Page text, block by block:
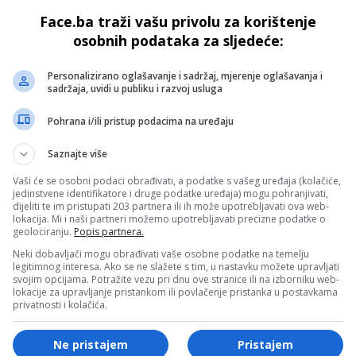
brend suočio s naglim padom prodaje.
je svoju strategiju preokreta u oktobru nakon što
pompe kojem su se rukovoditelji nadali, dok je
Adidasa, Ona i Hoke.
iskustva s akvizicijama i preuređenjem zapadnih
za Pumu, rekao je izvor blizak tom pitanju u
za kupnju Amer Sportsa, vlasnika proizvođača reketa
da porodica Pinault neće prodati svoj udio u Pumi po
“nije strateški”. Dionice Pume od tada su porasle za
Face.ba traži vašu privolu za korištenje
osobnih podataka za sljedeće:
Personalizirano oglašavanje i sadržaj, mjerenje oglašavanja i
sadržaja, uvidi u publiku i razvoj usluga
Pohrana i/ili pristup podacima na uređaju
Saznajte više
Vaši će se osobni podaci obrađivati, a podatke s vašeg uređaja (kolačiće,
jedinstvene identifikatore i druge podatke uređaja) mogu pohranjivati,
dijeliti te im pristupati 203 partnera ili ih može upotrebljavati ova web-
lokacija. Mi i naši partneri možemo upotrebljavati precizne podatke o
geolociranju. Popis partnera.
Neki dobavljači mogu obrađivati vaše osobne podatke na temelju
legitimnog interesa. Ako se ne slažete s tim, u nastavku možete upravljati
svojim opcijama. Potražite vezu pri dnu ove stranice ili na izborniku web-
lokacije za upravljanje pristankom ili povlačenje pristanka u postavkama
privatnosti i kolačića.
Pristajem
Ne pristajem